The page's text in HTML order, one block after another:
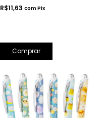
R$11,63 comPix
Comprar